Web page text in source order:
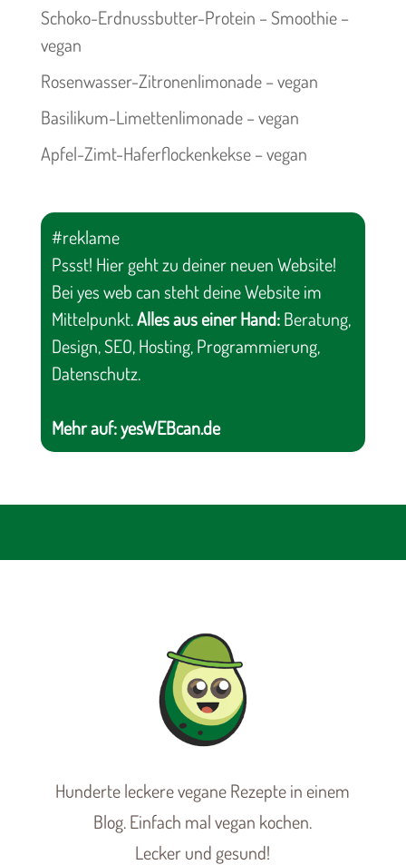
Schoko-Erdnussbutter-Protein – Smoothie –
vegan
Rosenwasser-Zitronenlimonade – vegan
Basilikum-Limettenlimonade – vegan
Apfel-Zimt-Haferflockenkekse – vegan
#reklame
Pssst! Hier geht zu deiner neuen Website!
Bei yes web can steht deine Website im
Mittelpunkt.Alles aus einer Hand:Beratung,
Design, SEO, Hosting, Programmierung,
Datenschutz.
Mehr auf:yesWEBcan.de
Hunderte leckere vegane Rezepte in einem
Blog. Einfach mal vegan kochen.
Lecker und gesund!